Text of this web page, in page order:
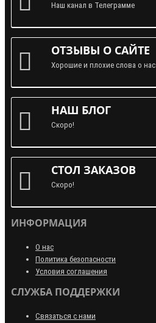
Наш канал в Телеграмме
ОТЗЫВЫ О САЙТЕ
Хорошие и плохие слова о нас
НАШ БЛОГ
Скоро!
СТОЛ ЗАКАЗОВ
Скоро!
ИНФОРМАЦИЯ
О нас
Политика безопасности
Условия соглашения
СЛУЖБА ПОДДЕРЖКИ
Связаться с нами